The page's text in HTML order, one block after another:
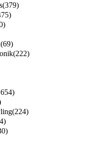
(379)
(69)
(222)
(224)